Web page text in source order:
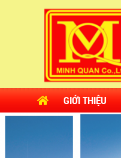
GIỚI THIỆU